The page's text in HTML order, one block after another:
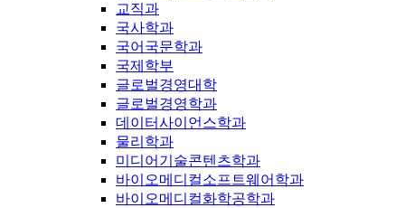
교직과
국사학과
국어국문학과
국제학부
글로벌경영대학
글로벌경영학과
데이터사이언스학과
물리학과
미디어기술콘텐츠학과
바이오메디컬소프트웨어학과
바이오메디컬화학공학과